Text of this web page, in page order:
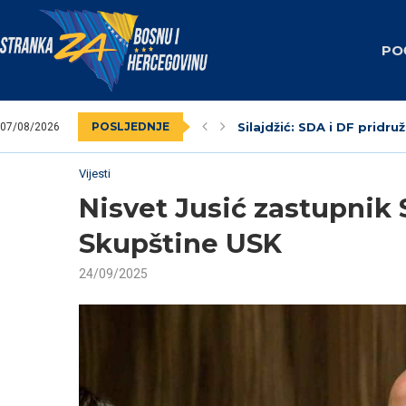
07/08/2026 POSLJEDNJE
Silajdžić: SDA i DF
SBiH: Dodik unaprijed
Nedim Krndžija
Stranka za BiH obilježila
Federalni revizori 2023.
Unsko-sanski kanton:
Livno: Održana izborna
Izabrano kantonalno
Dva vijećnika u
Vijesti
Nisvet Jusić zastupnik
Skupštine USK
24/09/2025